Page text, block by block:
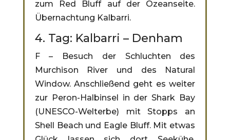
zum Red Bluff auf der Ozeanseite.
Übernachtung Kalbarri.
4. Tag: Kalbarri – Denham
F – Besuch der Schluchten des
Murchison River und des Natural
Window. Anschließend geht es weiter
zur Peron-Halbinsel in der Shark Bay
(UNESCO-Welterbe) mit Stopps an
Shell Beach und Eagle Bluff. Mit etwas